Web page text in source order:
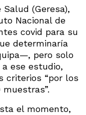
(Geresa),
Nacional de
covid para su
determinaría
pero solo
ese estudio,
criterios “por los
el momento,